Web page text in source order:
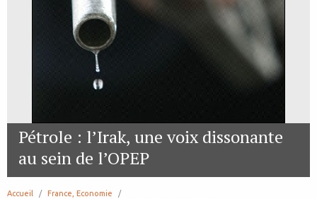
Pétrole : l’Irak, une voix dissonante
au sein de l’OPEP
Accueil
France, Economie